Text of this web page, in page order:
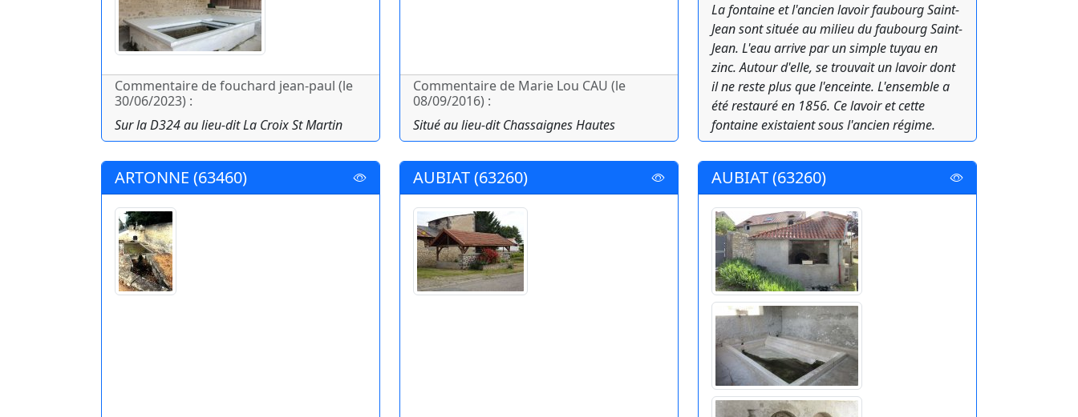
Commentaire de fouchard jean-paul (le
30/06/2023) :
Sur la D324 au lieu-dit La Croix St Martin
Commentaire de Marie Lou CAU (le
08/09/2016) :
Situé au lieu-dit Chassaignes Hautes
La fontaine et l'ancien lavoir faubourg Saint-
Jean sont située au milieu du faubourg Saint-
Jean. L'eau arrive par un simple tuyau en
zinc. Autour d'elle, se trouvait un lavoir dont
il ne reste plus que l'enceinte. L'ensemble a
été restauré en 1856. Ce lavoir et cette
fontaine existaient sous l'ancien régime.
ARTONNE (63460) AUBIAT (63260) AUBIAT (63260)